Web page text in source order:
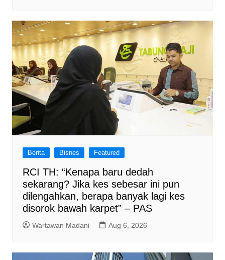
Berita Bisnes Featured
RCI TH: “Kenapa baru dedah
sekarang? Jika kes sebesar ini pun
dilengahkan, berapa banyak lagi kes
disorok bawah karpet” – PAS
Wartawan Madani Aug 6, 2026